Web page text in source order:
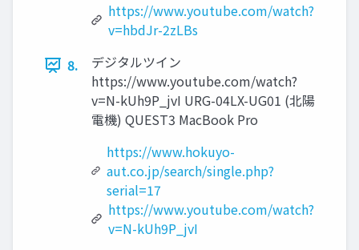
https://www.youtube.com/watch?
v=hbdJr-2zLBs
8.
デジタルツイン
https://www.youtube.com/watch?
v=N-kUh9P_jvI URG-04LX-UG01 (北陽
電機) QUEST3 MacBook Pro
https://www.hokuyo-
aut.co.jp/search/single.php?
serial=17
https://www.youtube.com/watch?
v=N-kUh9P_jvI